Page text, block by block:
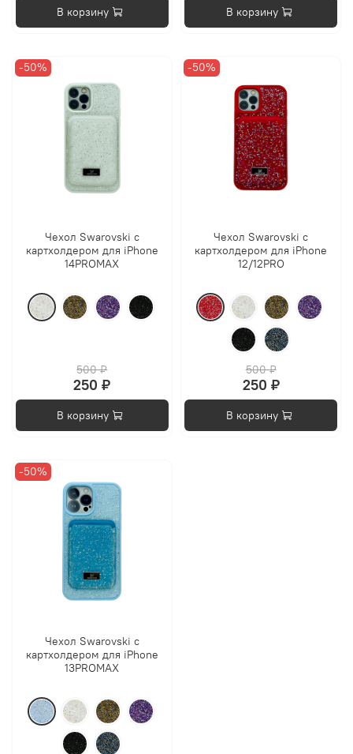
В корзину В корзину
-50%
Чехол Swarovski с
картхолдером для iPhone
14PROMAX
500 ₽
250 ₽
В корзину
-50%
Чехол Swarovski с
картхолдером для iPhone
12/12PRO
500 ₽
250 ₽
В корзину
-50%
Чехол Swarovski с
картхолдером для iPhone
13PROMAX